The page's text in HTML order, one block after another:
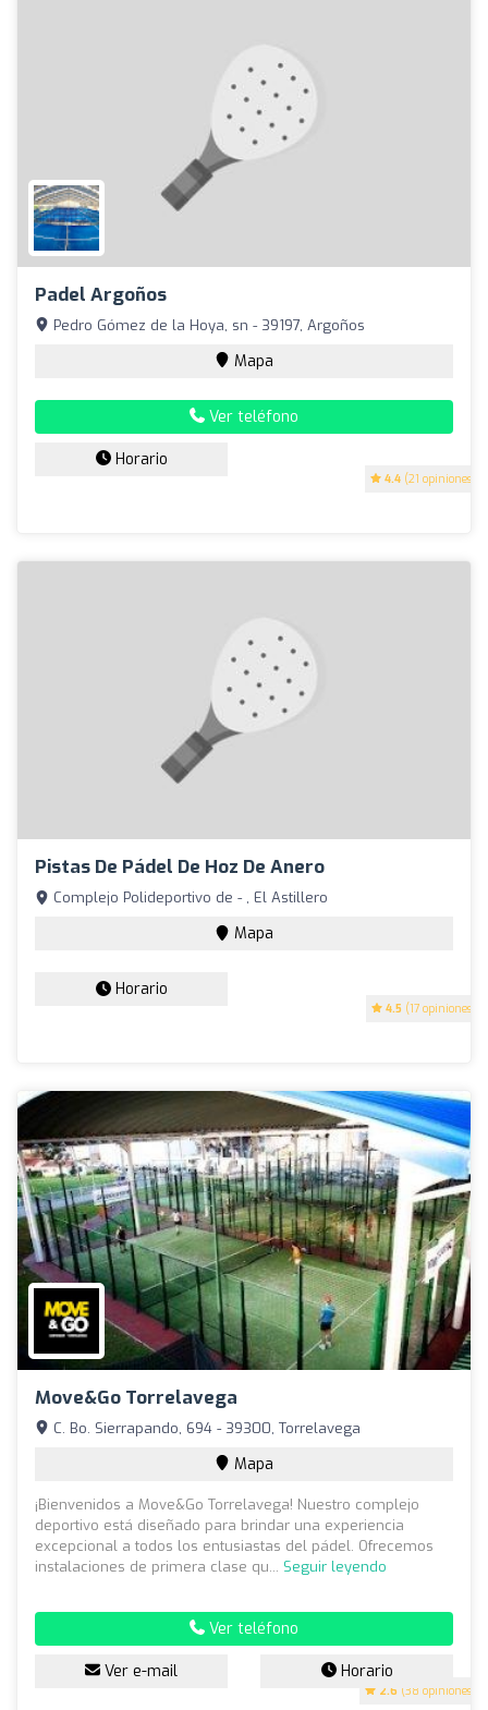
Padel Argoños
4.4 (21 opiniones)
Pedro Gómez de la Hoya, sn - 39197, Argoños
Mapa
Ver teléfono
Horario
Pistas De Pádel De Hoz De Anero
4.5 (17 opiniones)
Complejo Polideportivo de - , El Astillero
Mapa
Horario
Move&Go Torrelavega
2.6 (38 opiniones)
C. Bo. Sierrapando, 694 - 39300, Torrelavega
Mapa
¡Bienvenidos a Move&Go Torrelavega! Nuestro complejo
deportivo está diseñado para brindar una experiencia
excepcional a todos los entusiastas del pádel. Ofrecemos
instalaciones de primera clase qu... Seguir leyendo
Ver teléfono
Ver e-mail Horario